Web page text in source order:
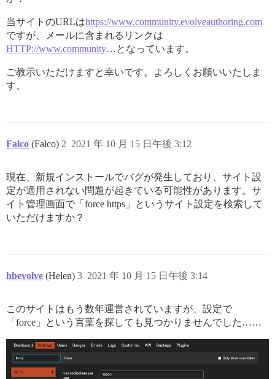
当サイトのURLはhttps://www.community.evolveauthoring.com
ですが、メールに含まれるリンクは
HTTP://www.community…となっています。
ご教示いただけますと幸いです。よろしくお願いいたしま
す。
Falco (Falco) 2021 年 10 月 15 日午後 3:12
2
現在、新規インストールでバグが発生しており、サイト設
定が適用されない問題が起きている可能性があります。サ
イト管理画面で「force https」というサイト設定を検索して
いただけますか？
hbevolve (Helen) 2021 年 10 月 15 日午後 3:14
3
このサイトはもう数年運営されていますが、設定で
「force」という言葉を探しても見つかりませんでした……